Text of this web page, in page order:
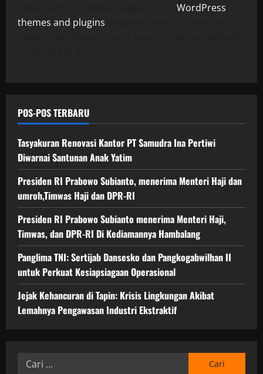
WordPress
themes and plugins
POS-POS TERBARU
Tasyakuran Renovasi Kantor PT Samudra Ina Pertiwi
Diwarnai Santunan Anak Yatim
Presiden RI Prabowo Subianto, menerima Menteri Haji dan
umroh,Timwas Haji dan DPR-RI
Presiden RI Prabowo Subianto menerima Menteri Haji,
Timwas, dan DPR-RI Di Kediamannya Hambalang
Panglima TNI: Sertijab Dansesko dan Pangkogabwilhan II
untuk Perkuat Kesiapsiagaan Operasional
Jejak Kehancuran di Tapin: Krisis Lingkungan Akibat
Lemahnya Pengawasan Industri Ekstraktif
Cari